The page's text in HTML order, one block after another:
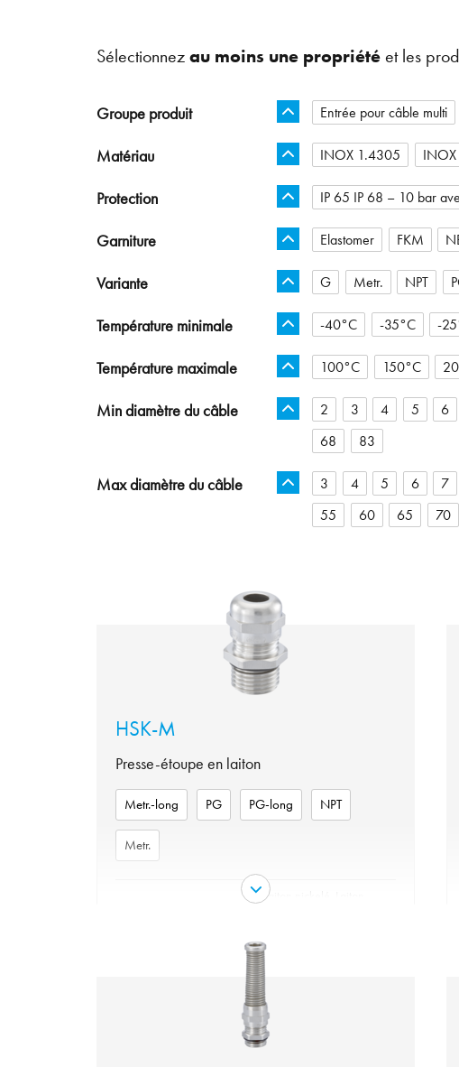
Sélectionnezau moins une propriétéet les
Groupe produit Entrée pour câble multi
Matériau INOX 1.4305
Protection IP 65 IP 68 – 10 bar
Garniture Elastomer FKM
Variante G Metr. NPT
Température minimale -40°C -35°C -
Température maximale 100°C 150°C
Min diamètre du câble 2 3 4 5 6
68
83
Max diamètre du câble 3 4 5 6 7
55
60 65 70
HSK-M
Presse-étoupe en laiton
Metr.-long PG PG-long NPT
Metr.
Laiton nickelé, Laiton
NBR
Metr.-long, PG, PG-long,
NPT, Metr.
Évaluation de type par
4X, 6, UL 50E